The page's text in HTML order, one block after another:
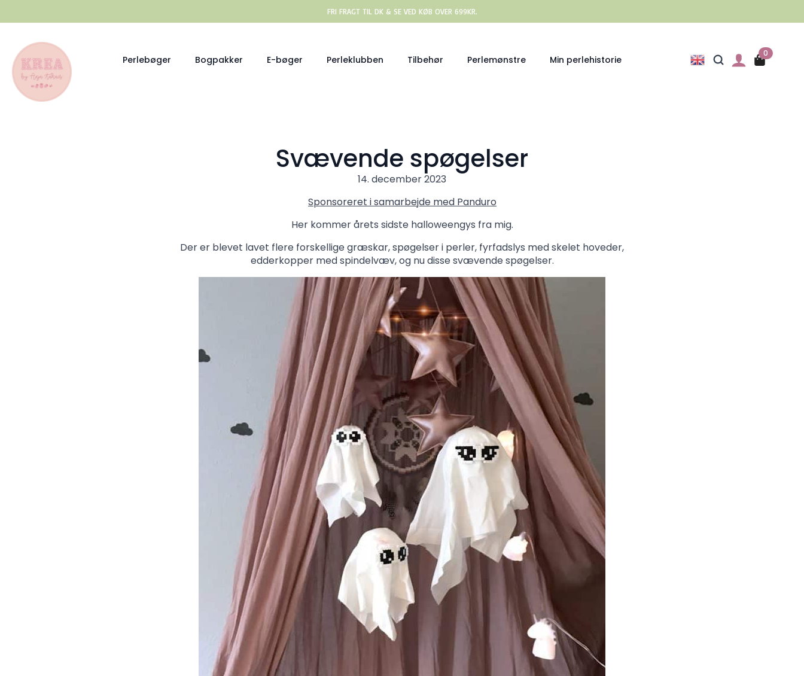
FRI FRAGT TIL DK & SE VED KØB OVER 699KR.
Perlebøger Bogpakker E-bøger Perleklubben Tilbehør Perlemønstre Min perlehistorie
0
Svævende spøgelser
14. december 2023
Sponsoreret i samarbejde med Panduro
Her kommer årets sidste halloweengys fra mig.
Der er blevet lavet flere forskellige græskar, spøgelser i perler, fyrfadslys med skelet hoveder,
edderkopper med spindelvæv, og nu disse svævende spøgelser.